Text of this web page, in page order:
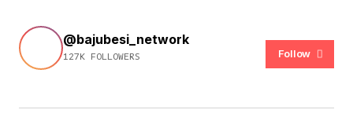
@bajubesi_network
127K FOLLOWERS Follow